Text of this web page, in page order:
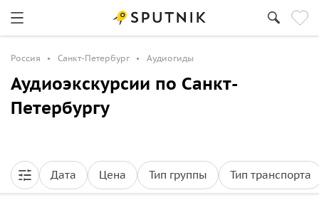
Россия Санкт-Петербург Аудиогиды
Аудиоэкскурсии по Санкт-
Петербургу
Дата Цена Тип группы Тип транспорта